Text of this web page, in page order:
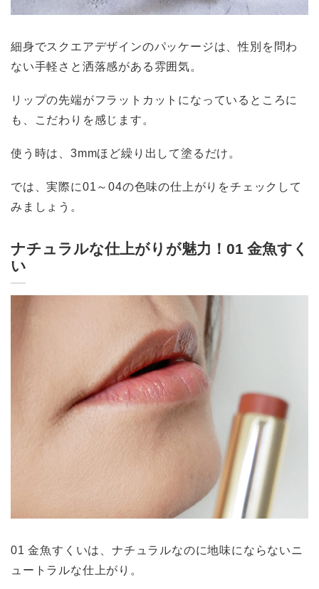
細身でスクエアデザインのパッケージは、性別を問わ
ない手軽さと洒落感がある雰囲気。
リップの先端がフラットカットになっているところに
も、こだわりを感じます。
使う時は、3mmほど繰り出して塗るだけ。
では、実際に01～04の色味の仕上がりをチェックして
みましょう。
ナチュラルな仕上がりが魅力！01 金魚すく
い
01 金魚すくいは、ナチュラルなのに地味にならないニ
ュートラルな仕上がり。